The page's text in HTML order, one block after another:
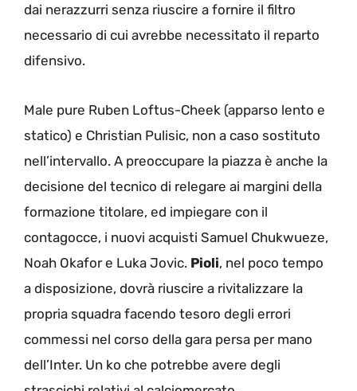
dai nerazzurri senza riuscire a fornire il filtro
necessario di cui avrebbe necessitato il reparto
difensivo.
Male pure Ruben Loftus-Cheek (apparso lento e
statico) e Christian Pulisic, non a caso sostituto
nell’intervallo. A preoccupare la piazza è anche la
decisione del tecnico di relegare ai margini della
formazione titolare, ed impiegare con il
contagocce, i nuovi acquisti Samuel Chukwueze,
Noah Okafor e Luka Jovic. Pioli, nel poco tempo
a disposizione, dovrà riuscire a rivitalizzare la
propria squadra facendo tesoro degli errori
commessi nel corso della gara persa per mano
dell’Inter. Un ko che potrebbe avere degli